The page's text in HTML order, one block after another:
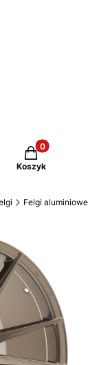
Produkty w
Koszyk
Felgi aluminiowe